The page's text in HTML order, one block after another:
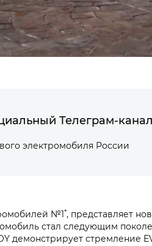
Телеграм-канал
электромобиля России
№1*, представляет
стал следующим
демонстрирует